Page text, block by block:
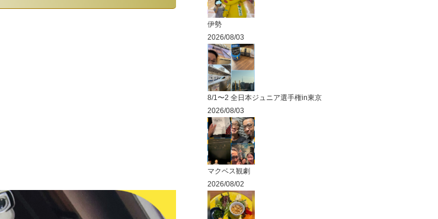
伊勢
2026/08/03
8/1〜2 全日本ジュニア選手権in東京
2026/08/03
マクベス観劇
2026/08/02